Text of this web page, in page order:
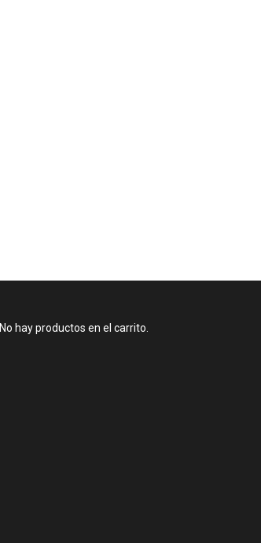
No hay productos en el carrito.